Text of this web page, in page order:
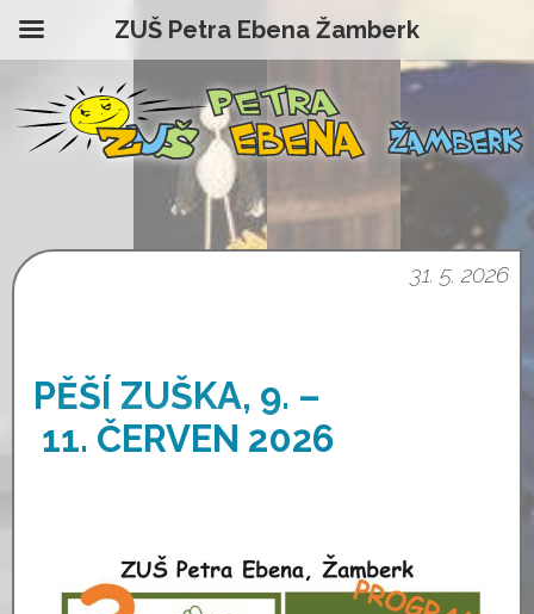
PĚŠÍ ZUŠKA, 9. –
11. ČERVEN 2026
31. 5. 2026
ZUŠ Petra Ebena Žamberk